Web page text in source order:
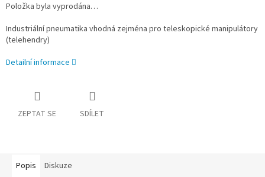
Položka byla vyprodána…
Industriální pneumatika vhodná zejména pro teleskopické manipulátory
(telehendry)
Detailní informace
ZEPTAT SE SDÍLET
Popis Diskuze